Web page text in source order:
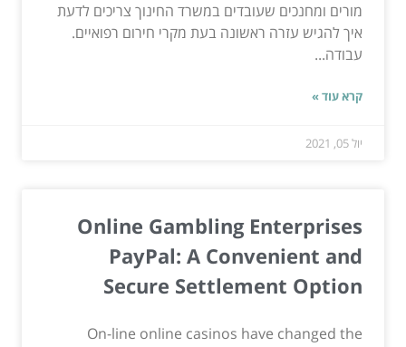
מורים ומחנכים שעובדים במשרד החינוך צריכים לדעת
איך להגיש עזרה ראשונה בעת מקרי חירום רפואיים.
עבודה...
קרא עוד »
יול 05, 2021
Online Gambling Enterprises
PayPal: A Convenient and
Secure Settlement Option
On-line online casinos have changed the